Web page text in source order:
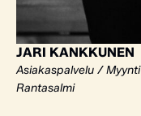
JARI KANKKUNEN
Asiakaspalvelu / Myynti
Rantasalmi